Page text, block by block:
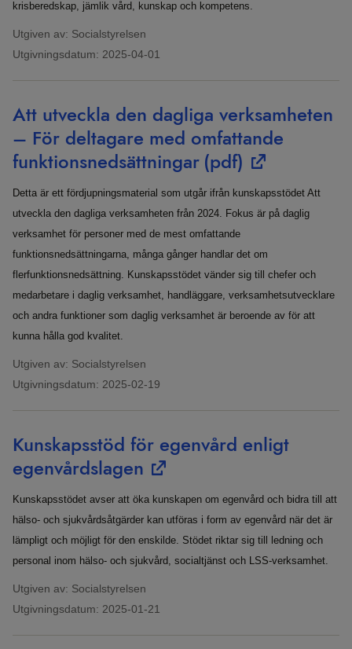
krisberedskap, jämlik vård, kunskap och kompetens.
Utgiven av: Socialstyrelsen
Utgivningsdatum: 2025-04-01
Att utveckla den dagliga verksamheten
– För deltagare med omfattande
funktionsnedsättningar (pdf)
Detta är ett fördjupningsmaterial som utgår ifrån kunskapsstödet Att
utveckla den dagliga verksamheten från 2024. Fokus är på daglig
verksamhet för personer med de mest omfattande
funktionsnedsättningarna, många gånger handlar det om
flerfunktionsnedsättning. Kunskapsstödet vänder sig till chefer och
medarbetare i daglig verksamhet, handläggare, verksamhetsutvecklare
och andra funktioner som daglig verksamhet är beroende av för att
kunna hålla god kvalitet.
Utgiven av: Socialstyrelsen
Utgivningsdatum: 2025-02-19
Kunskapsstöd för egenvård enligt
egenvårdslagen
Kunskapsstödet avser att öka kunskapen om egenvård och bidra till att
hälso- och sjukvårdsåtgärder kan utföras i form av egenvård när det är
lämpligt och möjligt för den enskilde. Stödet riktar sig till ledning och
personal inom hälso- och sjukvård, socialtjänst och LSS-verksamhet.
Utgiven av: Socialstyrelsen
Utgivningsdatum: 2025-01-21